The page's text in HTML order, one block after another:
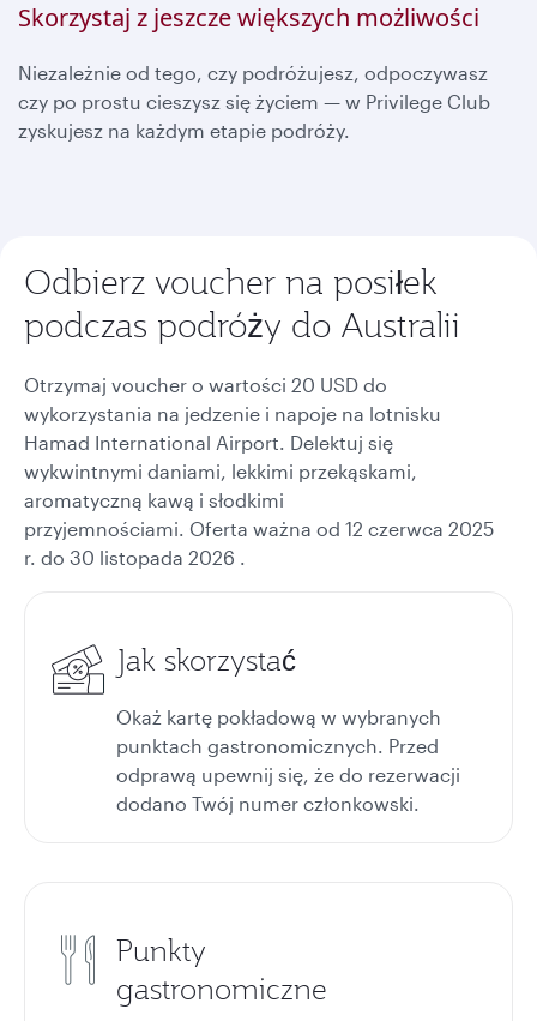
Skorzystaj z jeszcze większych możliwości
Niezależnie od tego, czy podróżujesz, odpoczywasz
czy po prostu cieszysz się życiem — w Privilege Club
zyskujesz na każdym etapie podróży.
Odbierz voucher na posiłek
podczas podróży do Australii
Otrzymaj voucher o wartości 20 USD do
wykorzystania na jedzenie i napoje na lotnisku
Hamad International Airport. Delektuj się
wykwintnymi daniami, lekkimi przekąskami,
aromatyczną kawą i słodkimi
przyjemnościami. Oferta ważna od 12 czerwca 2025
r. do 30 listopada 2026 .
Jak skorzystać
Okaż kartę pokładową w wybranych
punktach gastronomicznych. Przed
odprawą upewnij się, że do rezerwacji
dodano Twój numer członkowski.
Punkty
gastronomiczne